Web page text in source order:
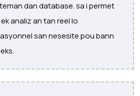
dan database. sa i permet
analiz an tan reel lo
san nesesite pou bann